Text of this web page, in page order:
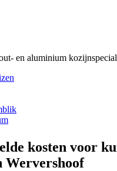
en aluminium
kosten voor
Wervershoof